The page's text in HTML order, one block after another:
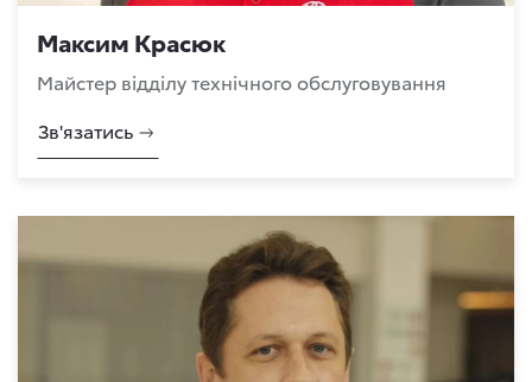
Максим Красюк
Майстер відділу технічного обслуговування
Зв'язатись